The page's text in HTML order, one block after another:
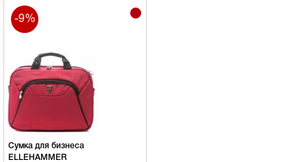
Сумка для бизнеса
ELLEHAMMER
-9%